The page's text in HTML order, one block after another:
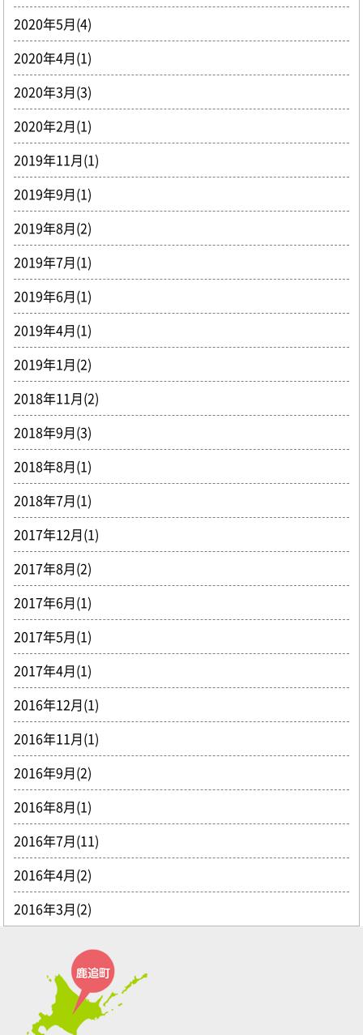
2020年5月(4)
2020年4月(1)
2020年3月(3)
2020年2月(1)
2019年11月(1)
2019年9月(1)
2019年8月(2)
2019年7月(1)
2019年6月(1)
2019年4月(1)
2019年1月(2)
2018年11月(2)
2018年9月(3)
2018年8月(1)
2018年7月(1)
2017年12月(1)
2017年8月(2)
2017年6月(1)
2017年5月(1)
2017年4月(1)
2016年12月(1)
2016年11月(1)
2016年9月(2)
2016年8月(1)
2016年7月(11)
2016年4月(2)
2016年3月(2)